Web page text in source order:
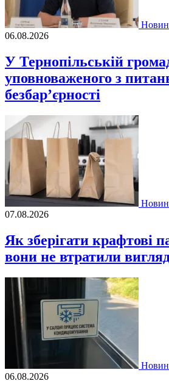
06.08.2026
У Тернопільській
уповноваженого з
безбар’єрності
07.08.2026
Як зберігати крафтові
вони не втратили
06.08.2026